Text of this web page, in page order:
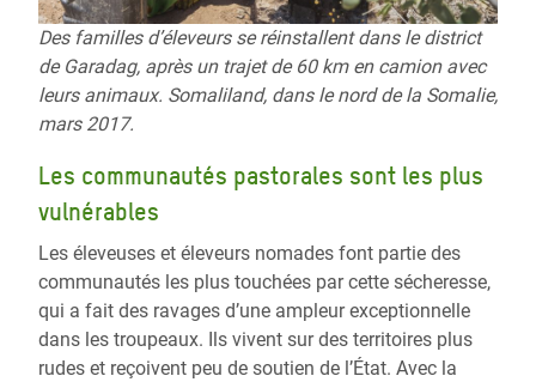
Des familles d’éleveurs se réinstallent dans le district
de Garadag, après un trajet de 60 km en camion avec
leurs animaux. Somaliland, dans le nord de la Somalie,
mars 2017.
Les communautés pastorales sont les plus
vulnérables
Les éleveuses et éleveurs nomades font partie des
communautés les plus touchées par cette sécheresse,
qui a fait des ravages d’une ampleur exceptionnelle
dans les troupeaux. Ils vivent sur des territoires plus
rudes et reçoivent peu de soutien de l’État. Avec la